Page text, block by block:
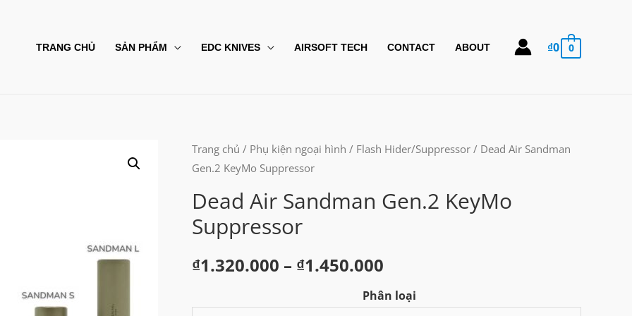
TRANG CHỦ SẢN PHẨM EDC KNIVES AIRSOFT TECH CONTACT ABOUT ₫0 0
Trang chủ / Phụ kiện ngoại hình / Flash Hider/Suppressor / Dead Air Sandman
Gen.2 KeyMo Suppressor
Dead Air Sandman Gen.2 KeyMo
Suppressor
₫1.320.000 – ₫1.450.000
giá:
Phân loại